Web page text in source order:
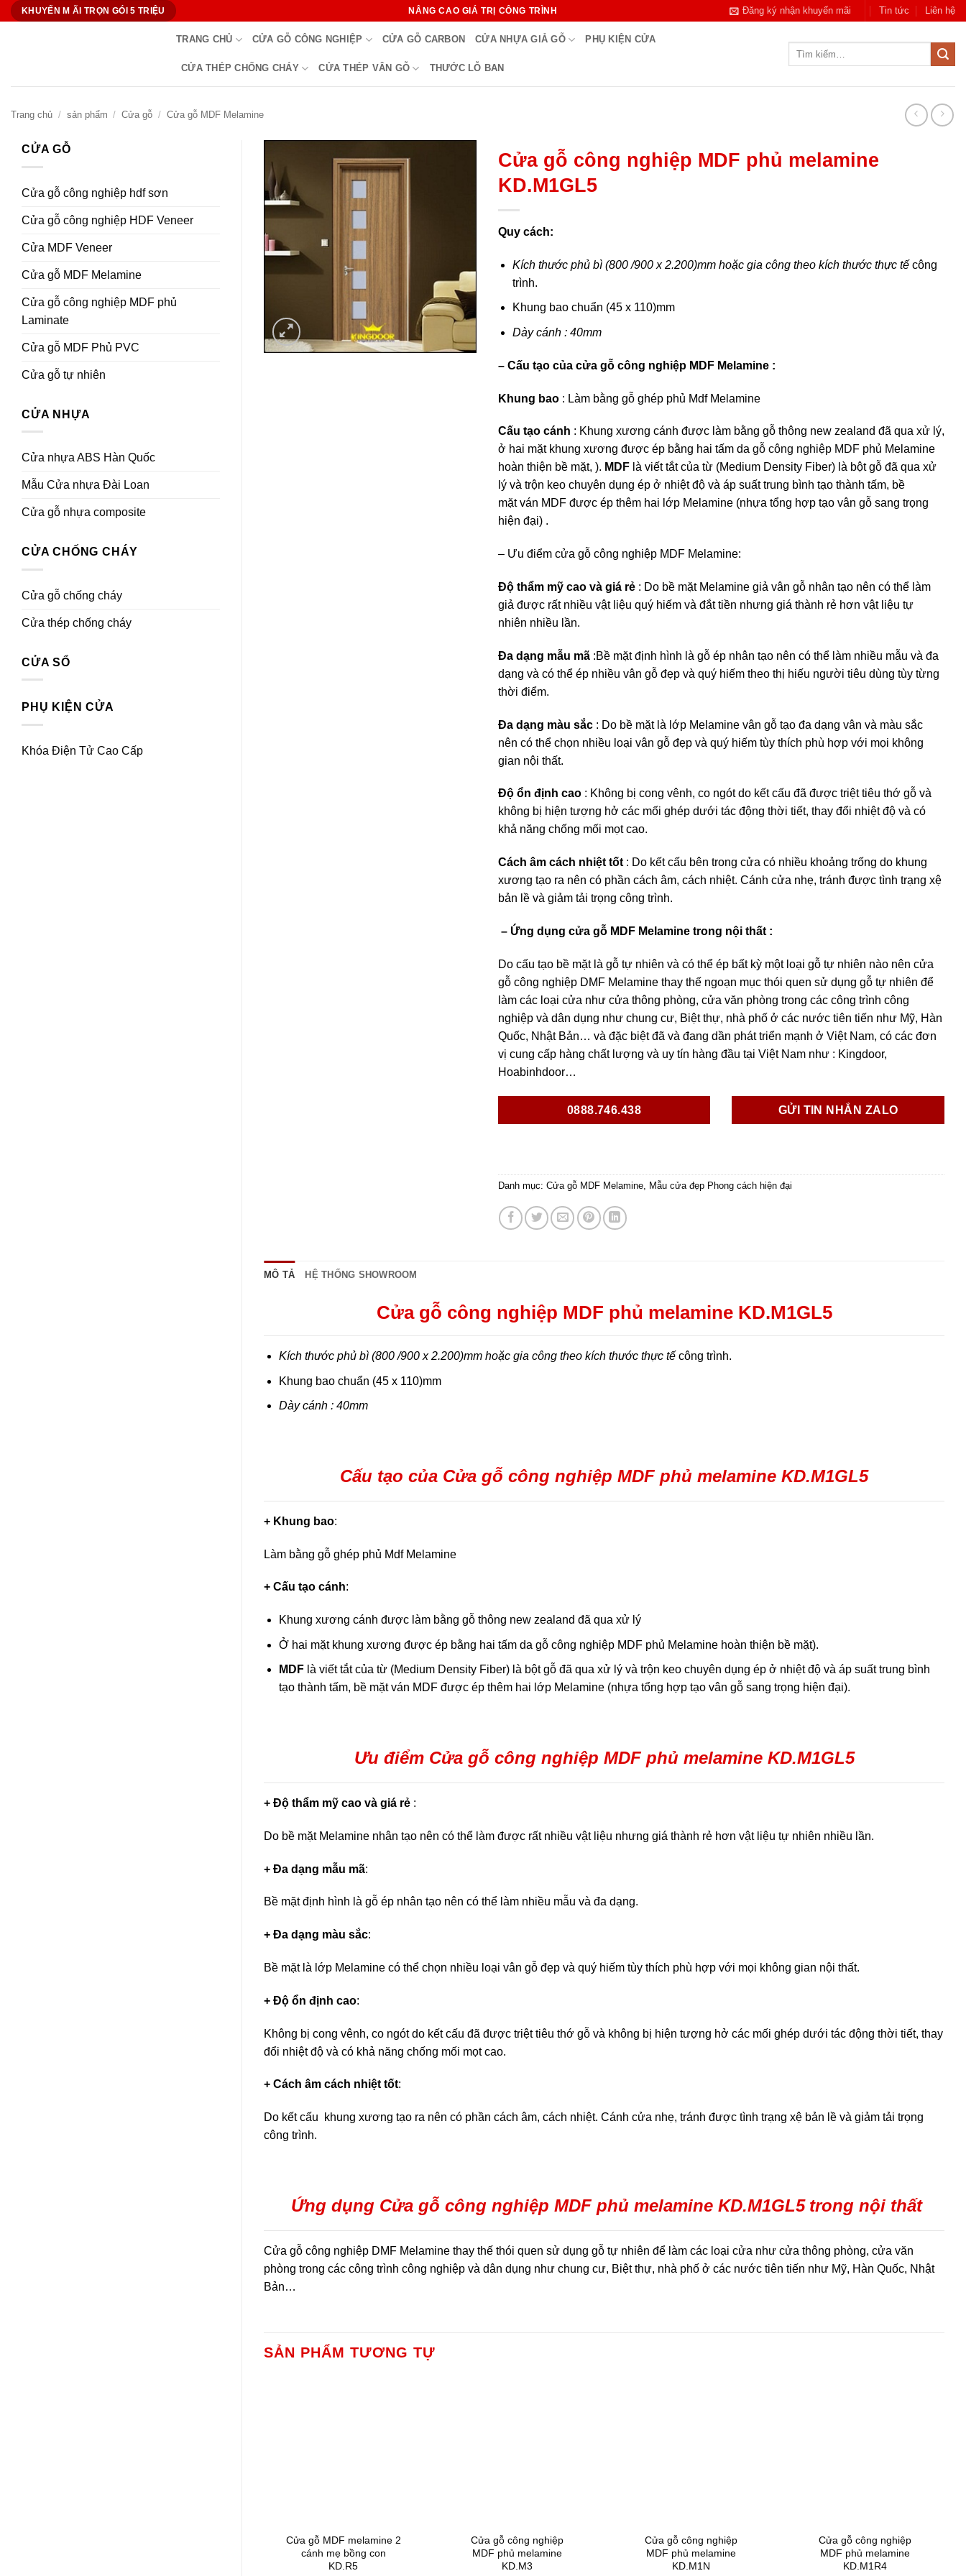
Bỏ
KHUYẾN M ÃI TRỌN GÓI 5 TRIỆU NÂNG CAO GIÁ TRỊ CÔNG TRÌNH Đăng ký nhận khuyến mãi Tin tức Liên hệ
TRANG CHỦ CỬA GỖ CÔNG NGHIỆP CỬA GỖ CARBON CỬA NHỰA GIẢ GỖ PHỤ KIỆN CỬA
CỬA THÉP CHỐNG CHÁY CỬA THÉP VÂN GỖ THƯỚC LỖ BAN
Trang chủ / sản phẩm / Cửa gỗ / Cửa gỗ MDF Melamine
CỬA GỖ
Cửa gỗ công nghiệp hdf sơn
Cửa gỗ công nghiệp HDF Veneer
Cửa MDF Veneer
Cửa gỗ MDF Melamine
Cửa gỗ công nghiệp MDF phủ
Laminate
Cửa gỗ MDF Phủ PVC
Cửa gỗ tự nhiên
CỬA NHỰA
Cửa nhựa ABS Hàn Quốc
Mẫu Cửa nhựa Đài Loan
Cửa gỗ nhựa composite
CỬA CHỐNG CHÁY
Cửa gỗ chống cháy
Cửa thép chống cháy
CỬA SỔ
PHỤ KIỆN CỬA
Khóa Điện Tử Cao Cấp
Cửa gỗ công nghiệp MDF phủ melamine
KD.M1GL5
Quy cách:
Kích thước phủ bì (800 /900 x 2.200)mm hoặc gia công theo kích thước thực tếcông
trình.
Khung bao chuẩn (45 x 110)mm
Dày cánh : 40mm
– Cấu tạo của cửa gỗ công nghiệp MDF Melamine :
Khung bao: Làm bằng gỗ ghép phủ Mdf Melamine
Cấu tạo cánh : Khung xương cánh được làm bằng gỗ thông new zealand đã qua xử lý,
ở hai mặt khung xương được ép bằng hai tấm da gỗ công nghiệp MDFphủ Melamine
hoàn thiện bề mặt, ). MDFlà viết tắt của từ (Medium Density Fiber) là bột gỗ đã qua xử
lý và trộn keo chuyên dụng ép ở nhiệt độ và áp suất trung bình tạo thành tấm, bề
mặt ván MDF được ép thêm hai lớp Melamine (nhựa tổng hợp tạo vân gỗ sang trọng
hiện đại) .
– Ưu điểm cửa gỗ công nghiệp MDF Melamine:
Độ thẩm mỹ cao và giá rẻ: Do bề mặt Melamine giả vân gỗ nhân tạo nên có thể làm
giả được rất nhiều vật liệu quý hiếm và đắt tiền nhưng giá thành rẻ hơn vật liệu tự
nhiên nhiều lần.
Đa dạng mẫu mã:Bề mặt định hình là gỗ ép nhân tạo nên có thể làm nhiều mẫu và đa
dạng và có thể ép nhiều vân gỗ đẹp và quý hiếm theo thị hiếu người tiêu dùng tùy từng
thời điểm.
Đa dạng màu sắc: Do bề mặt là lớp Melamine vân gỗ tạo đa dạng vân và màu sắc
nên có thể chọn nhiều loại vân gỗ đẹp và quý hiếm tùy thích phù hợp với mọi không
gian nội thất.
Độ ổn định cao: Không bị cong vênh, co ngót do kết cấu đã được triệt tiêu thớ gỗ và
không bị hiện tượng hở các mối ghép dưới tác động thời tiết, thay đổi nhiệt độ và có
khả năng chống mối mọt cao.
Cách âm cách nhiệt tốt: Do kết cấu bên trong cửa có nhiều khoảng trống do khung
xương tạo ra nên có phần cách âm, cách nhiệt. Cánh cửa nhẹ, tránh được tình trạng xệ
bản lề và giảm tải trọng công trình.
– Ứng dụng cửa gỗ MDF Melamine trong nội thất :
Do cấu tạo bề mặt là gỗ tự nhiên và có thể ép bất kỳ một loại gỗ tự nhiên nào nên cửa
gỗ công nghiệp DMF Melamine thay thế ngoạn mục thói quen sử dụng gỗ tự nhiên để
làm các loại cửa như cửa thông phòng, cửa văn phòng trong các công trình công
nghiệp và dân dụng như chung cư, Biệt thự, nhà phố ở các nước tiên tiến như Mỹ, Hàn
Quốc, Nhật Bản… và đặc biệt đã và đang dần phát triển mạnh ở Việt Nam, có các đơn
vị cung cấp hàng chất lượng và uy tín hàng đầu tại Việt Nam như : Kingdoor,
Hoabinhdoor…
0888.746.438 GỬI TIN NHẮN ZALO
Danh mục: Cửa gỗ MDF Melamine, Mẫu cửa đẹp Phong cách hiện đại
MÔ TẢ HỆ THỐNG SHOWROOM
Cửa gỗ công nghiệp MDF phủ melamine KD.M1GL5
Kích thước phủ bì (800 /900 x 2.200)mm hoặc gia công theo kích thước thực tế công trình.
Khung bao chuẩn (45 x 110)mm
Dày cánh : 40mm
Cấu tạo của Cửa gỗ công nghiệp MDF phủ melamine KD.M1GL5
+ Khung bao:
Làm bằng gỗ ghép phủ Mdf Melamine
+ Cấu tạo cánh:
Khung xương cánh được làm bằng gỗ thông new zealand đã qua xử lý
Ở hai mặt khung xương được ép bằng hai tấm da gỗ công nghiệp MDF phủ Melamine hoàn thiện bề mặt).
MDFlà viết tắt của từ (Medium Density Fiber) là bột gỗ đã qua xử lý và trộn keo chuyên dụng ép ở nhiệt độ và áp suất trung bình
tạo thành tấm, bề mặt ván MDF được ép thêm hai lớp Melamine (nhựa tổng hợp tạo vân gỗ sang trọng hiện đại).
Ưu điểm Cửa gỗ công nghiệp MDF phủ melamine KD.M1GL5
+ Độ thẩm mỹ cao và giá rẻ :
Do bề mặt Melamine nhân tạo nên có thể làm được rất nhiều vật liệu nhưng giá thành rẻ hơn vật liệu tự nhiên nhiều lần.
+ Đa dạng mẫu mã:
Bề mặt định hình là gỗ ép nhân tạo nên có thể làm nhiều mẫu và đa dạng.
+ Đa dạng màu sắc:
Bề mặt là lớp Melamine có thể chọn nhiều loại vân gỗ đẹp và quý hiếm tùy thích phù hợp với mọi không gian nội thất.
+ Độ ổn định cao:
Không bị cong vênh, co ngót do kết cấu đã được triệt tiêu thớ gỗ và không bị hiện tượng hở các mối ghép dưới tác động thời tiết, thay
đổi nhiệt độ và có khả năng chống mối mọt cao.
+ Cách âm cách nhiệt tốt:
Do kết cấu khung xương tạo ra nên có phần cách âm, cách nhiệt. Cánh cửa nhẹ, tránh được tình trạng xệ bản lề và giảm tải trọng
công trình.
Ứng dụng Cửa gỗ công nghiệp MDF phủ melamine KD.M1GL5 trong nội thất
Cửa gỗ công nghiệp DMF Melamine thay thế thói quen sử dụng gỗ tự nhiên để làm các loại cửa như cửa thông phòng, cửa văn
phòng trong các công trình công nghiệp và dân dụng như chung cư, Biệt thự, nhà phố ở các nước tiên tiến như Mỹ, Hàn Quốc, Nhật
Bản…
SẢN PHẨM TƯƠNG TỰ
Cửa gỗ MDF melamine 2
cánh mẹ bồng con
KD.R5
Cửa gỗ công nghiệp
MDF phủ melamine
KD.M3
Cửa gỗ công nghiệp
MDF phủ melamine
KD.M1N
Cửa gỗ công nghiệp
MDF phủ melamine
KD.M1R4